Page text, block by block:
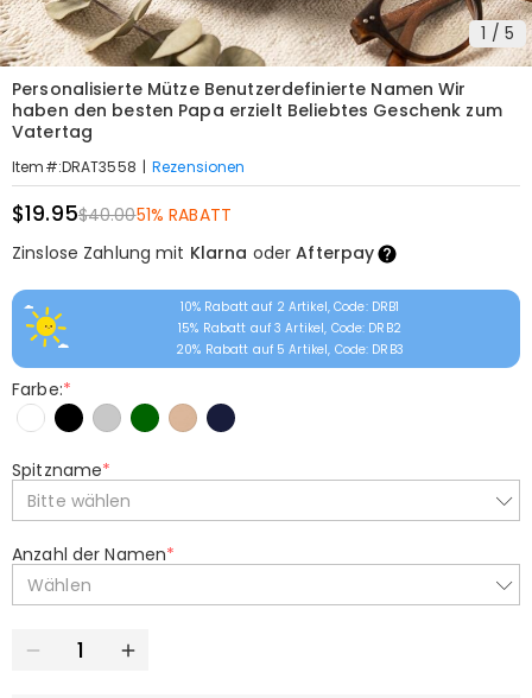
1 / 5
Personalisierte Mütze Benutzerdefinierte Namen Wir
haben den besten Papa erzielt Beliebtes Geschenk zum
Vatertag
Item#:DRAT3558 | Rezensionen
$19.95$40.0051% RABATT
Zinslose Zahlung mit Klarna oderAfterpay
10% Rabatt auf 2 Artikel, Code: DRB1
15% Rabatt auf 3 Artikel, Code: DRB2
20% Rabatt auf 5 Artikel, Code: DRB3
Farbe:*
Spitzname*
Bitte wählen
Anzahl der Namen*
Wählen